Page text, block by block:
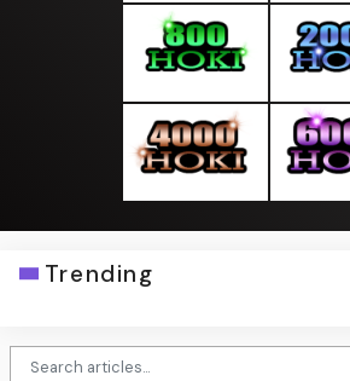
Trending